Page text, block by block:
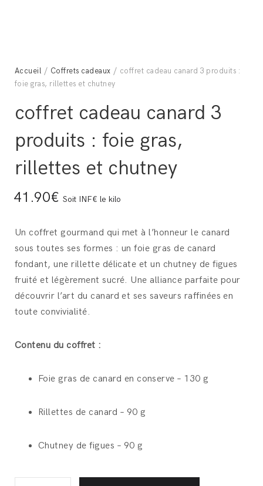
Accueil / Coffrets cadeaux / coffret cadeau canard 3 produits :
foie gras, rillettes et chutney
coffret cadeau canard 3
produits : foie gras,
rillettes et chutney
41.90€ Soit INF€ le kilo
Un coffret gourmand qui met à l’honneur le canard
sous toutes ses formes : un foie gras de canard
fondant, une rillette délicate et un chutney de figues
fruité et légèrement sucré. Une alliance parfaite pour
découvrir l’art du canard et ses saveurs raffinées en
toute convivialité.
Contenu du coffret :
Foie gras de canard en conserve – 130 g
Rillettes de canard – 90 g
Chutney de figues – 90 g